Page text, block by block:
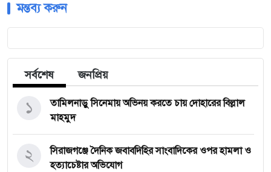
মন্তব্য করুন
সর্বশেষ জনপ্রিয়
তামিলনাড়ু সিনেমায় অভিনয় করতে চায় দোহারের বিল্লাল
মাহমুদ
১
সিরাজগঞ্জে দৈনিক জবাবদিহির সাংবাদিকের ওপর হামলা ও
হত্যাচেষ্টার অভিযোগ
২